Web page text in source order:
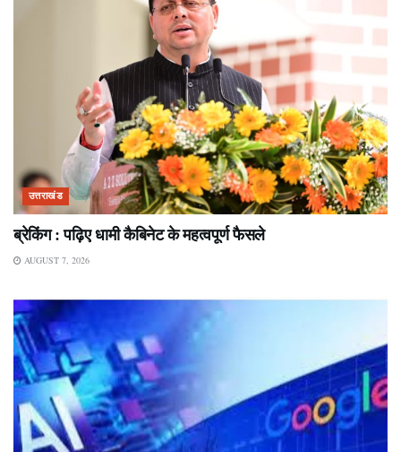
उत्तराखंड
ब्रेकिंग : पढ़िए धामी कैबिनेट के महत्वपूर्ण फैसले
AUGUST 7, 2026